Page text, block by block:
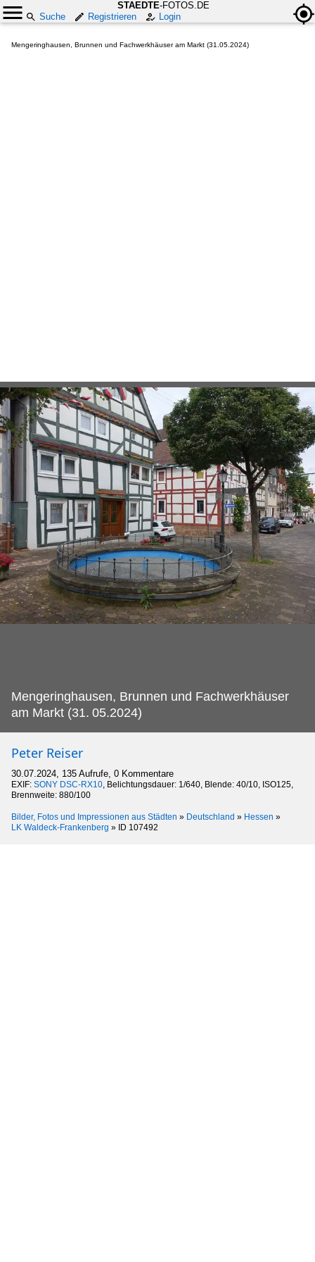
STAEDTE-FOTOS.DE
Suche
Registrieren Login
Mengeringhausen, Brunnen und Fachwerkhäuser am Markt (31.05.2024)
Mengeringhausen, Brunnen und Fachwerkhäuser
am Markt (31. 05.2024)
Peter Reiser
30.07.2024, 135 Aufrufe, 0 Kommentare
EXIF: SONY DSC-RX10, Belichtungsdauer: 1/640, Blende: 40/10, ISO125,
Brennweite: 880/100
Bilder, Fotos und Impressionen aus Städten » Deutschland » Hessen »
LK Waldeck-Frankenberg » ID 107492